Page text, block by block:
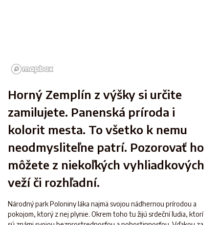
Horný Zemplín z výšky si určite
zamilujete. Panenská príroda i
kolorit mesta. To všetko k nemu
neodmysliteľne patrí. Pozorovať ho
môžete z niekoľkých vyhliadkových
veží či rozhľadní.
Národný park Poloniny láka najmä svojou nádhernou prírodou a
pokojom, ktorý z nej plynie. Okrem toho tu žijú srdeční ľudia, ktorí